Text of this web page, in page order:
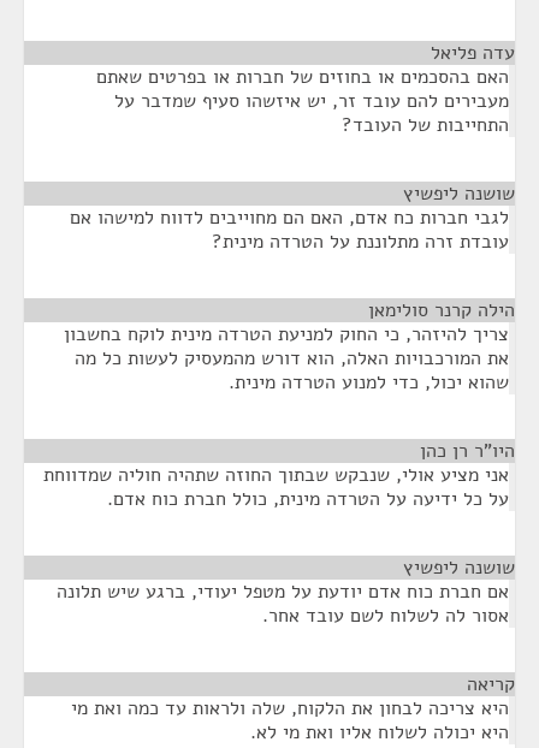
עדה פליאל
האם בהסכמים או בחוזים של חברות או בפרטים שאתם
מעבירים להם עובד זר, יש איזשהו סעיף שמדבר על
התחייבות של העובד?
שושנה ליפשיץ
לגבי חברות כח אדם, האם הם מחוייבים לדווח למישהו אם
עובדת זרה מתלוננת על הטרדה מינית?
הילה קרנר סולימאן
צריך להיזהר, כי החוק למניעת הטרדה מינית לוקח בחשבון
את המורכבויות האלה, הוא דורש מהמעסיק לעשות כל מה
שהוא יכול, כדי למנוע הטרדה מינית.
היו"ר רן כהן
אני מציע אולי, שנבקש שבתוך החוזה שתהיה חוליה שמדווחת
על כל ידיעה על הטרדה מינית, כולל חברת כוח אדם.
שושנה ליפשיץ
אם חברת כוח אדם יודעת על מטפל יעודי, ברגע שיש תלונה
אסור לה לשלוח לשם עובד אחר.
קריאה
היא צריכה לבחון את הלקוח, שלה ולראות עד כמה ואת מי
היא יכולה לשלוח אליו ואת מי לא.